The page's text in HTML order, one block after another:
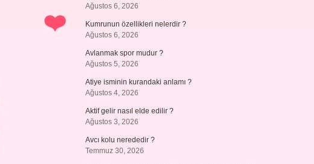
Ağustos 6, 2026
Kumrunun özellikleri nelerdir ?
Ağustos 6, 2026
Avlanmak spor mudur ?
Ağustos 5, 2026
Atiye isminin kurandaki anlamı ?
Ağustos 4, 2026
Aktif gelir nasıl elde edilir ?
Ağustos 3, 2026
Avcı kolu nerededir ?
Temmuz 30, 2026